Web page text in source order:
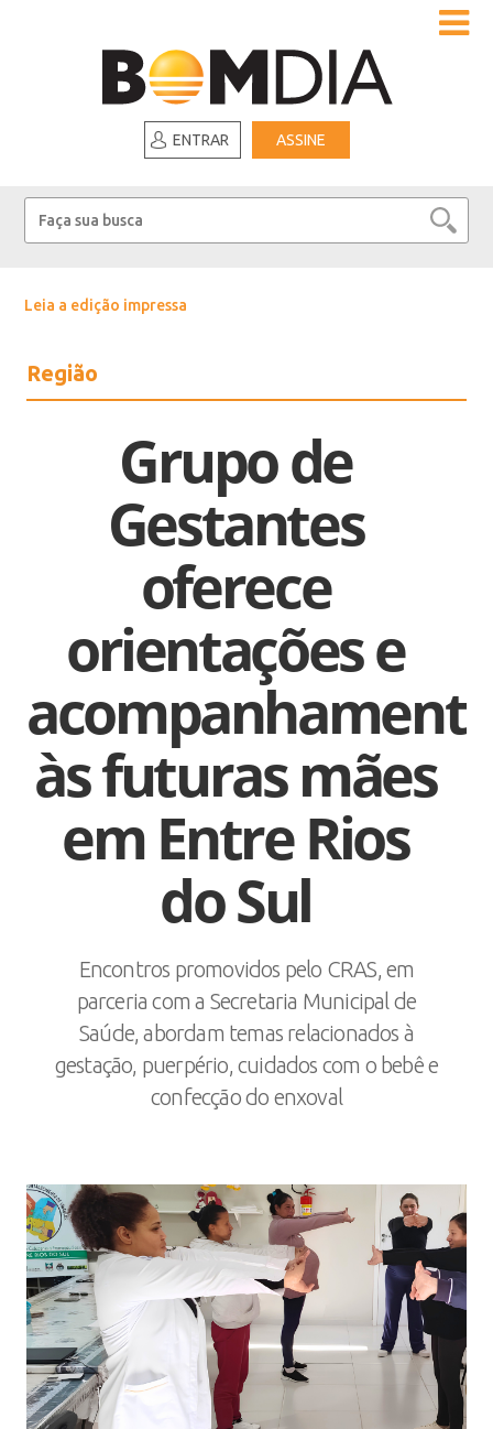
ENTRAR ASSINE
Leia a edição impressa
Região
Grupo de
Gestantes
oferece
orientações e
às futuras mães
em Entre Rios
do Sul
Encontros promovidos pelo CRAS, em
parceria com a Secretaria Municipal de
Saúde, abordam temas relacionados à
gestação, puerpério, cuidados com o bebê e
confecção do enxoval